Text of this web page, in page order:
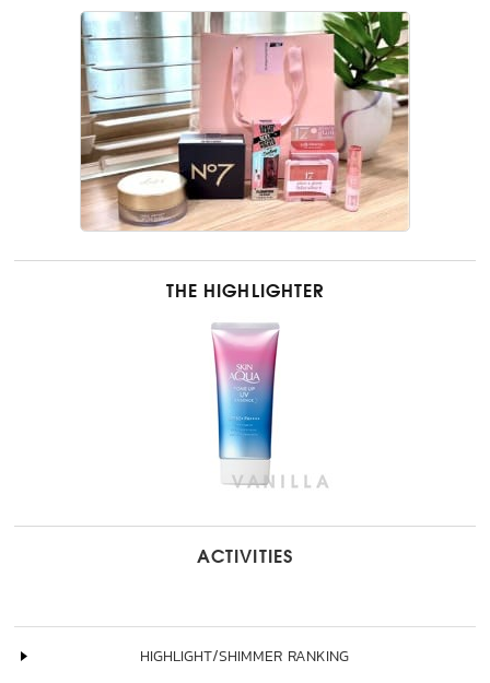
THE HIGHLIGHTER
ACTIVITIES
HIGHLIGHT/SHIMMER RANKING